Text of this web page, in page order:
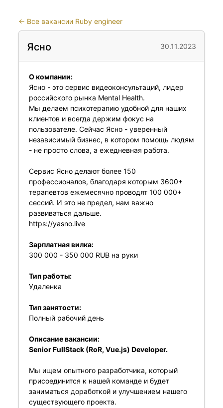
← Все вакансии Ruby engineer
Ясно 30.11.2023
О компании:
Ясно - это сервис видеоконсультаций, лидер
российского рынка Mental Health.
Мы делаем психотерапию удобной для наших
клиентов и всегда держим фокус на
пользователе. Сейчас Ясно - уверенный
независимый бизнес, в котором помощь людям
- не просто слова, а ежедневная работа.
Сервис Ясно делают более 150
профессионалов, благодаря которым 3600+
терапевтов ежемесячно проводят 100 000+
сессий. И это не предел, нам важно
развиваться дальше.
https://yasno.live
Зарплатная вилка:
300 000 - 350 000 RUB на руки
Тип работы:
Удаленка
Тип занятости:
Полный рабочий день
Описание вакансии:
Senior FullStack (RoR, Vue.js) Developer.
Мы ищем опытного разработчика, который
присоединится к нашей команде и будет
заниматься доработкой и улучшением нашего
существующего проекта.